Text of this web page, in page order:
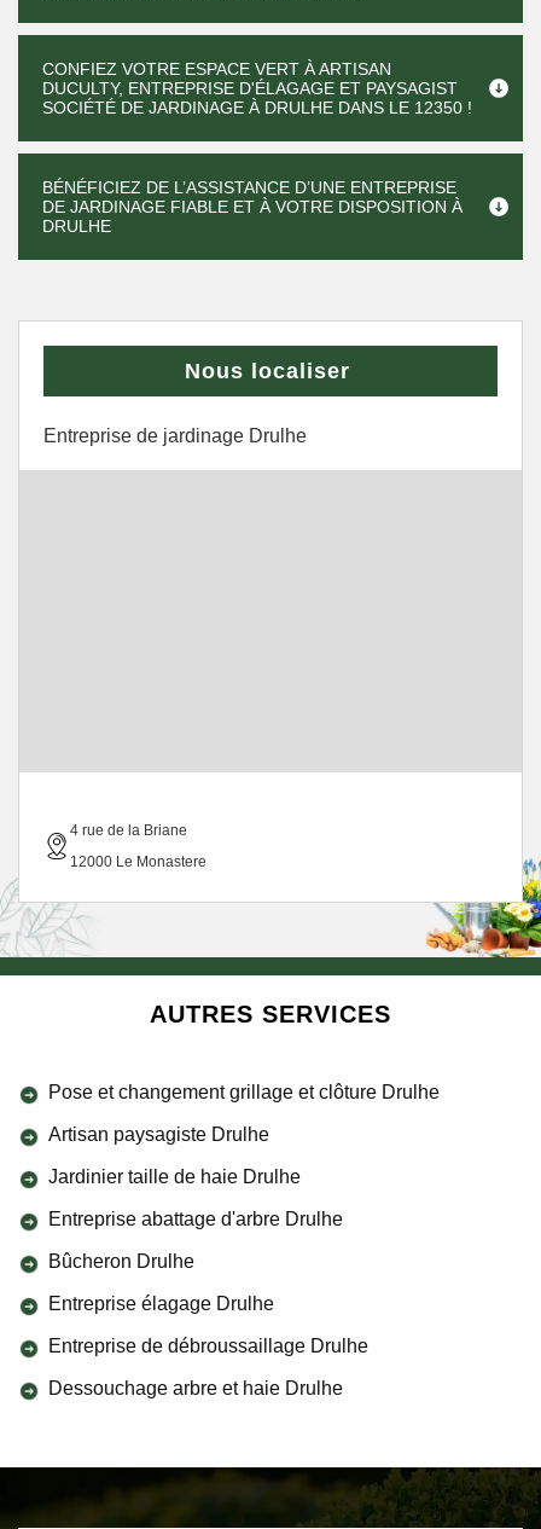
CONFIEZ VOTRE ESPACE VERT À ARTISAN
DUCULTY, ENTREPRISE D'ÉLAGAGE ET PAYSAGIST
SOCIÉTÉ DE JARDINAGE À DRULHE DANS LE 12350 !
BÉNÉFICIEZ DE L’ASSISTANCE D’UNE ENTREPRISE
DE JARDINAGE FIABLE ET À VOTRE DISPOSITION À
DRULHE
Nous localiser
Entreprise de jardinage Drulhe
4 rue de la Briane
12000 Le Monastere
AUTRES SERVICES
Pose et changement grillage et clôture Drulhe
Artisan paysagiste Drulhe
Jardinier taille de haie Drulhe
Entreprise abattage d'arbre Drulhe
Bûcheron Drulhe
Entreprise élagage Drulhe
Entreprise de débroussaillage Drulhe
Dessouchage arbre et haie Drulhe